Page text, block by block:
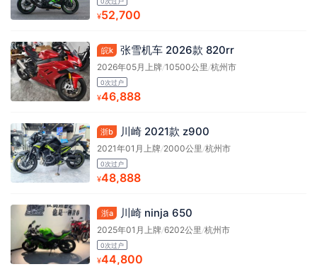
¥52,700
皖k 张雪机车 2026款 820rr
2026年05月上牌/10500公里 /杭州市
0次过户
¥46,888
浙b 川崎 2021款 z900
2021年01月上牌/2000公里 /杭州市
0次过户
¥48,888
浙a 川崎 ninja 650
2025年01月上牌/6202公里 /杭州市
0次过户
¥44,800